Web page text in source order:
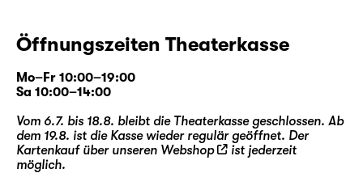
Öffnungszeiten Theaterkasse
Mo–Fr 10:00–19:00
Sa 10:00–14:00
Vom 6.7. bis 18.8. bleibt die Theaterkasse geschlossen. Ab
dem 19.8. ist die Kasse wieder regulär geöffnet. Der
Kartenkauf über unseren Webshop
ist jederzeit
möglich.